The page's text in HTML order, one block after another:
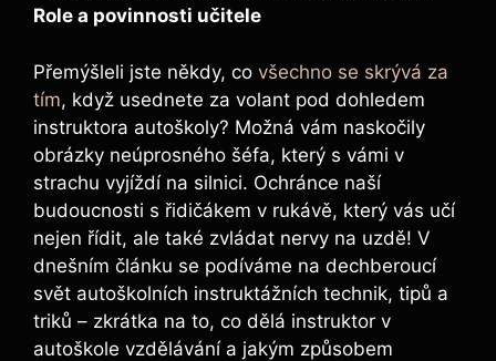
Role a povinnosti učitele
Přemýšleli jste někdy, co všechno se skrývá za
tím, když usednete za volant pod dohledem
instruktora autoškoly? Možná vám naskočily
obrázky neúprosného šéfa, který s vámi v
strachu vyjíždí na silnici. Ochránce naší
budoucnosti s řidičákem v rukávě, který vás učí
nejen řídit, ale také zvládat nervy na uzdě! V
dnešním článku se podíváme na dechberoucí
svět autoškolních instruktážních technik, tipů a
triků – zkrátka na to, co dělá instruktor v
autoškole vzdělávání a jakým způsobem